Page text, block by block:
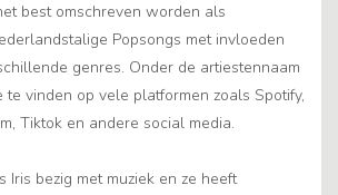
best omschreven worden als
Popsongs met invloeden
genres. Onder de artiestennaam
te vinden op vele platformen zoals Spotify,
Tiktok en andere social media.
Iris bezig met muziek en ze heeft